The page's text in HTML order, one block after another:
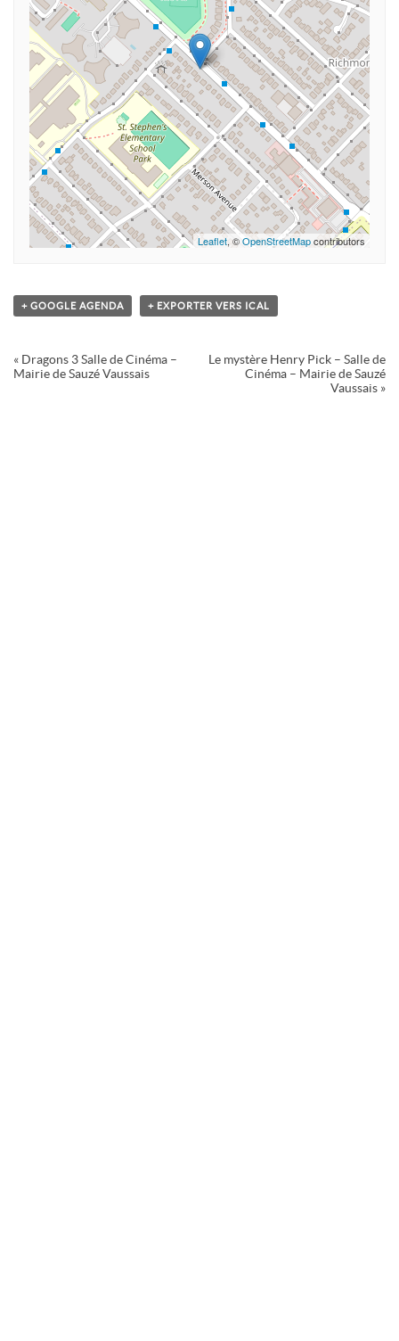
Leaflet, ©OpenStreetMapcontributors
+ GOOGLE AGENDA + EXPORTER VERS ICAL
Navigation
Évènement
« Dragons 3 Salle de Cinéma –
Mairie de Sauzé Vaussais
Le mystère Henry Pick – Salle de
Cinéma – Mairie de Sauzé
Vaussais »